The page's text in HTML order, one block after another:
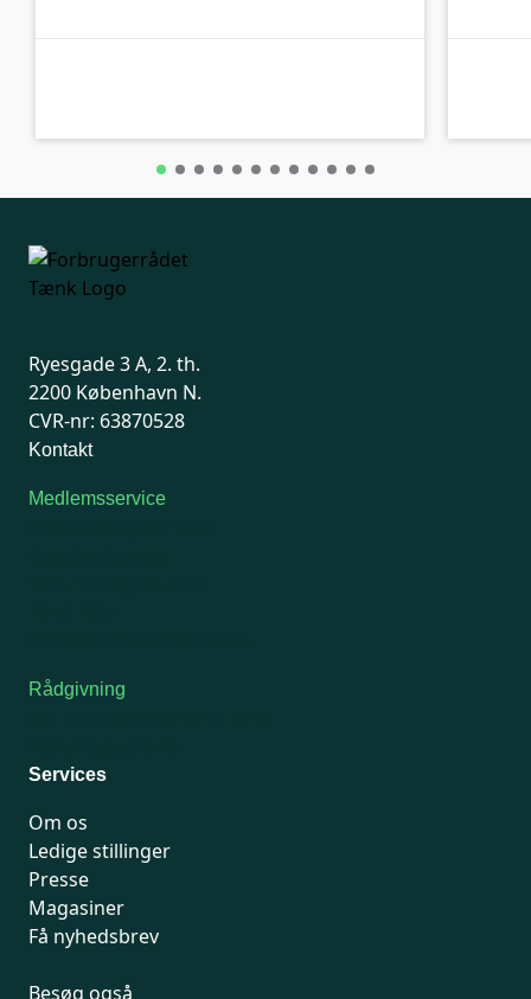
Ryesgade 3 A, 2. th.
2200 København N.
CVR-nr: 63870528
Kontakt
Medlemsservice
Rådgivning
Services
Om os
Ledige stillinger
Presse
Magasiner
Få nyhedsbrev
Besøg også